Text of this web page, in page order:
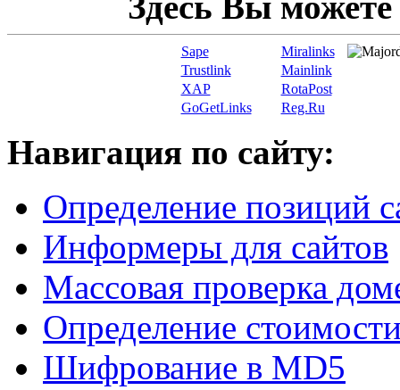
Sape
Trustlink
XAP
GoGetLinks
Miralinks
Mainlink
RotaPost
Reg.Ru
Навигация по сайту:
Определение позиций
Информеры для сайтов
Массовая проверка
Определение
Шифрование в MD5